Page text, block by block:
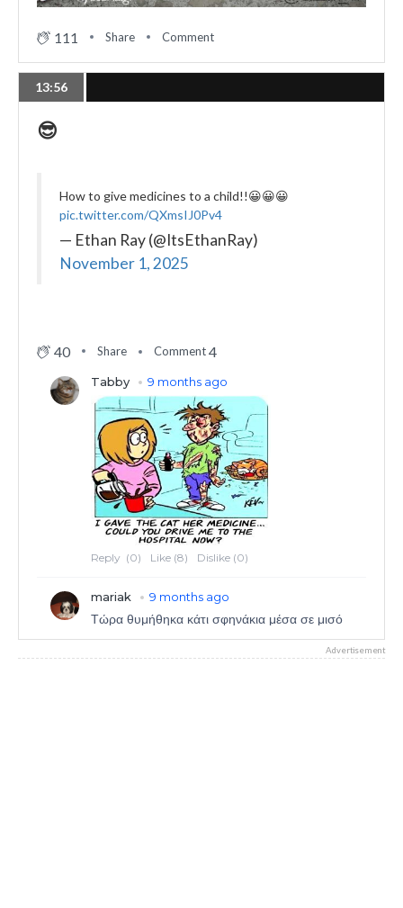
111 Share Comment
13:56
😎
How to give medicines to a child!!😀😀😀
pic.twitter.com/QXmsIJ0Pv4
— Ethan Ray (@ItsEthanRay)
November 1, 2025
40 Share Comment4
Advertisement